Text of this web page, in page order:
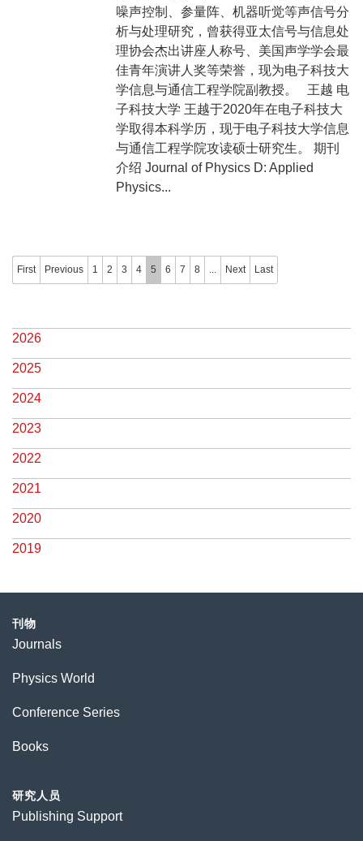
噪声控制、参量阵、机器听觉等声信号分
析与处理研究，曾获得亚太信号与信息处
理协会杰出讲座人称号、美国声学学会最
佳青年演讲人奖等荣誉，现为电子科技大
学信息与通信工程学院副教授。 王越 电
子科技大学 王越于2020年在电子科技大
学取得本科学历，现于电子科技大学信息
与通信工程学院攻读硕士研究生。 期刊
介绍 Journal of Physics D: Applied
Physics...
First Previous 1 2 3 4 5 6 7 8 ... Next Last
2026
2025
2024
2023
2022
2021
2020
2019
刊物
Journals
Physics World
Conference Series
Books
研究人员
Publishing Support